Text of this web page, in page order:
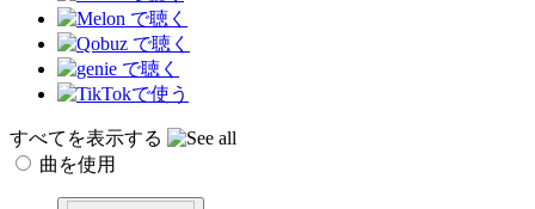
すべてを表示する
曲を使用